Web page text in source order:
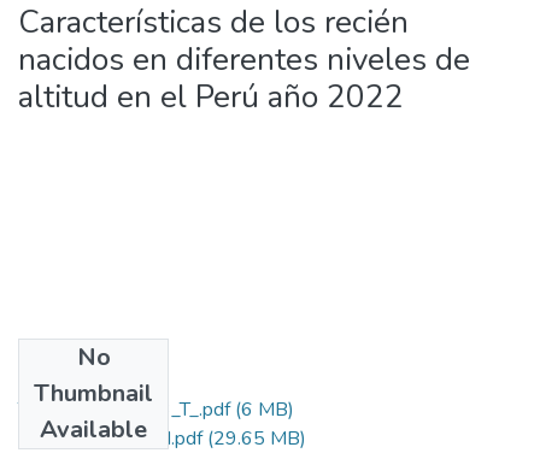
Características de los recién
nacidos en diferentes niveles de
altitud en el Perú año 2022
No
Thumbnail
Available
T036_72072573_T_.pdf(6 MB)
Grado de Similitud.pdf(29.65 MB)